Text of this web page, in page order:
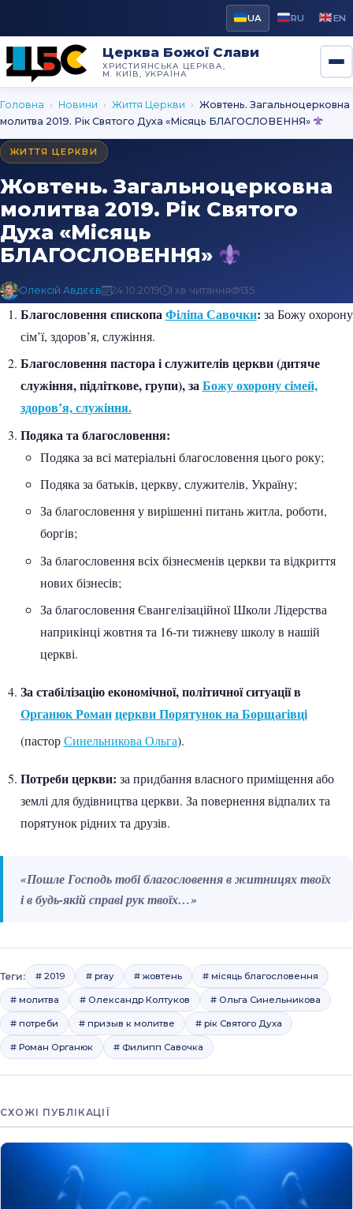
UA RU EN
Церква Божої Слави
ХРИСТИЯНСЬКА ЦЕРКВА,
М. КИЇВ, УКРАЇНА
Головна › Новини › Життя Церкви › Жовтень. Загальноцерковна
молитва 2019. Рік Святого Духа «Місяць БЛАГОСЛОВЕННЯ»
ЖИТТЯ ЦЕРКВИ
Жовтень. Загальноцерковна
молитва 2019. Рік Святого
Духа «Місяць
БЛАГОСЛОВЕННЯ»
Олексій Авдєєв 24.10.2019 1 хв читання 135
Благословення єпископаФіліпа Савочки: за Божу охорону
сім’ї, здоров’я, служіння.
Благословення пастора і служителів церкви (дитяче
служіння, підліткове, групи), заБожу охорону сімей,
здоров’я, служіння.
Подяка та благословення:
Подяка за всі матеріальні благословення цього року;
Подяка за батьків, церкву, служителів, Україну;
За благословення у вирішенні питань житла, роботи,
боргів;
За благословення всіх бізнесменів церкви та відкриття
нових бізнесів;
За благословення Євангелізаційної Школи Лідерства
наприкінці жовтня та 16-ти тижневу школу в нашій
церкві.
За стабілізацію економічної, політичної ситуації в
Органюк Романцеркви Порятунок на Борщагівці
(пасторСинельникова Ольга).
Потреби церкви: за придбання власного приміщення або
землі для будівництва церкви. За повернення відпалих та
порятунок рідних та друзів.
«Пошле Господь тобі благословення в житницях твоїх
і в будь-якій справі рук твоїх…»
Теги: # 2019 # pray # жовтень # місяць благословення
# молитва # Олександр Колтуков # Ольга Синельникова
# потреби # призыв к молитве # рік Святого Духа
# Роман Органюк # Филипп Савочка
СХОЖІ ПУБЛІКАЦІЇ